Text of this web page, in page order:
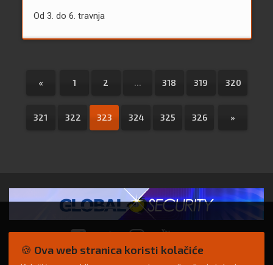
Od 3. do 6. travnja
« 1 2 ... 318 319 320
321 322 323 324 325 326 »
🍪 Ova web stranica koristi kolačiće